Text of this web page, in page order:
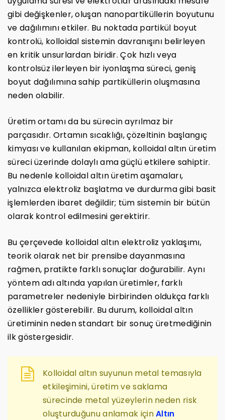
gibi değişkenler, oluşan nanopartiküllerin boyutunu
ve dağılımını etkiler. Bu noktada partikül boyut
kontrolü, kolloidal sistemin davranışını belirleyen
en kritik unsurlardan biridir. Çok hızlı veya
kontrolsüz ilerleyen bir iyonlaşma süreci, geniş
boyut dağılımına sahip partiküllerin oluşmasına
neden olabilir.
Üretim ortamı da bu sürecin ayrılmaz bir
parçasıdır. Ortamın sıcaklığı, çözeltinin başlangıç
kimyası ve kullanılan ekipman, kolloidal altın üretim
süreci üzerinde dolaylı ama güçlü etkilere sahiptir.
Bu nedenle kolloidal altın üretim aşamaları,
yalnızca elektroliz başlatma ve durdurma gibi basit
işlemlerden ibaret değildir; tüm sistemin bir bütün
olarak kontrol edilmesini gerektirir.
Bu çerçevede kolloidal altın elektroliz yaklaşımı,
teorik olarak net bir prensibe dayanmasına
rağmen, pratikte farklı sonuçlar doğurabilir. Aynı
yöntem adı altında yapılan üretimler, farklı
parametreler nedeniyle birbirinden oldukça farklı
özellikler gösterebilir. Bu durum, kolloidal altın
üretiminin neden standart bir sonuç üretmediğinin
ilk göstergesidir.
Kolloidal altın suyunun metal temasıyla
etkileşimini, üretim ve saklama
sürecinde metal yüzeylerin neden risk
oluşturduğunu anlamak içinAltın